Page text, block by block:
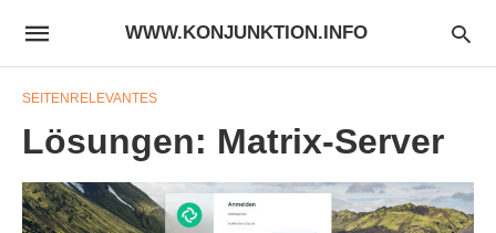
WWW.KONJUNKTION.INFO
SEITENRELEVANTES
Lösungen: Matrix-Server